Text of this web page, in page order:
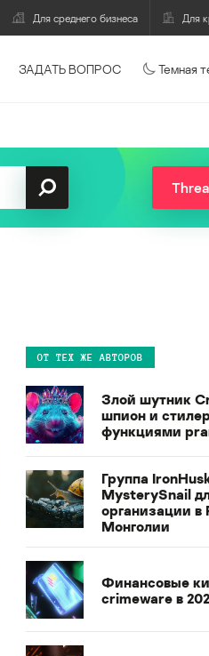
Для среднего бизнеса Для
ЗАДАТЬ ВОПРОС Темная
ОТ ТЕХ ЖЕ АВТОРОВ
Злой шутник
шпион и
функциями
Группа
MysterySnail
организации в
Монголии
Финансовые
crimeware в